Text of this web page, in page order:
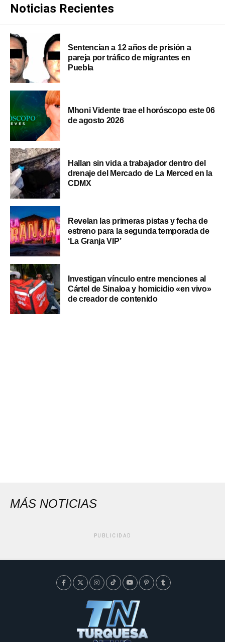
Noticias Recientes
Sentencian a 12 años de prisión a
pareja por tráfico de migrantes en
Puebla
Mhoni Vidente trae el horóscopo este 06
de agosto 2026
Hallan sin vida a trabajador dentro del
drenaje del Mercado de La Merced en la
CDMX
Revelan las primeras pistas y fecha de
estreno para la segunda temporada de
‘La Granja VIP’
Investigan vínculo entre menciones al
Cártel de Sinaloa y homicidio «en vivo»
de creador de contenido
MÁS NOTICIAS
PUBLICIDAD